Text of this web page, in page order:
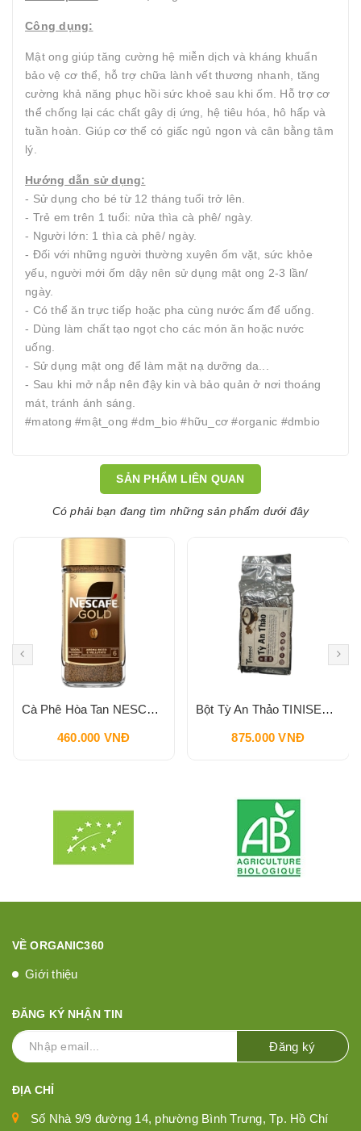
Công dụng:
Mật ong giúp tăng cường hệ miễn dịch và kháng khuẩn
bảo vệ cơ thể, hỗ trợ chữa lành vết thương nhanh, tăng
cường khả năng phục hồi sức khoẻ sau khi ốm. Hỗ trợ cơ
thể chống lại các chất gây dị ứng, hệ tiêu hóa, hô hấp và
tuần hoàn. Giúp cơ thể có giấc ngủ ngon và cân bằng tâm
lý.
Hướng dẫn sử dụng:
- Sử dụng cho bé từ 12 tháng tuổi trở lên.
- Trẻ em trên 1 tuổi: nửa thìa cà phê/ ngày.
- Người lớn: 1 thìa cà phê/ ngày.
- Đối với những người thường xuyên ốm vặt, sức khỏe
yếu, người mới ốm dậy nên sử dụng mật ong 2-3 lần/
ngày.
- Có thể ăn trực tiếp hoặc pha cùng nước ấm để uống.
- Dùng làm chất tạo ngọt cho các món ăn hoặc nước
uống.
- Sử dụng mật ong để làm mặt nạ dưỡng da...
- Sau khi mở nắp nên đậy kin và bảo quản ở nơi thoáng
mát, tránh ánh sáng.
#matong #mật_ong #dm_bio #hữu_cơ #organic #dmbio
SẢN PHẨM LIÊN QUAN
Có phải bạn đang tìm những sản phẩm dưới đây
Cà Phê Hòa Tan NESCAFE Gold Cafe UK 200g Intesity 6
460.000 VNĐ
Bột Tỳ An Thảo TINISEED Gói Refill 900g
875.000 VNĐ
VỀ ORGANIC360
Giới thiệu
ĐĂNG KÝ NHẬN TIN
Đăng ký
ĐỊA CHỈ
Số Nhà 9/9 đường 14, phường Bình Trưng, Tp. Hồ Chí